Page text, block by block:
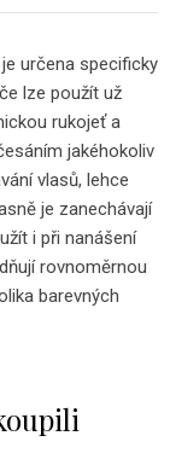
určena specificky
lze použít už
rukojeť a
jakéhokoliv
vlasů, lehce
je zanechávají
i při nanášení
rovnoměrnou
barevných